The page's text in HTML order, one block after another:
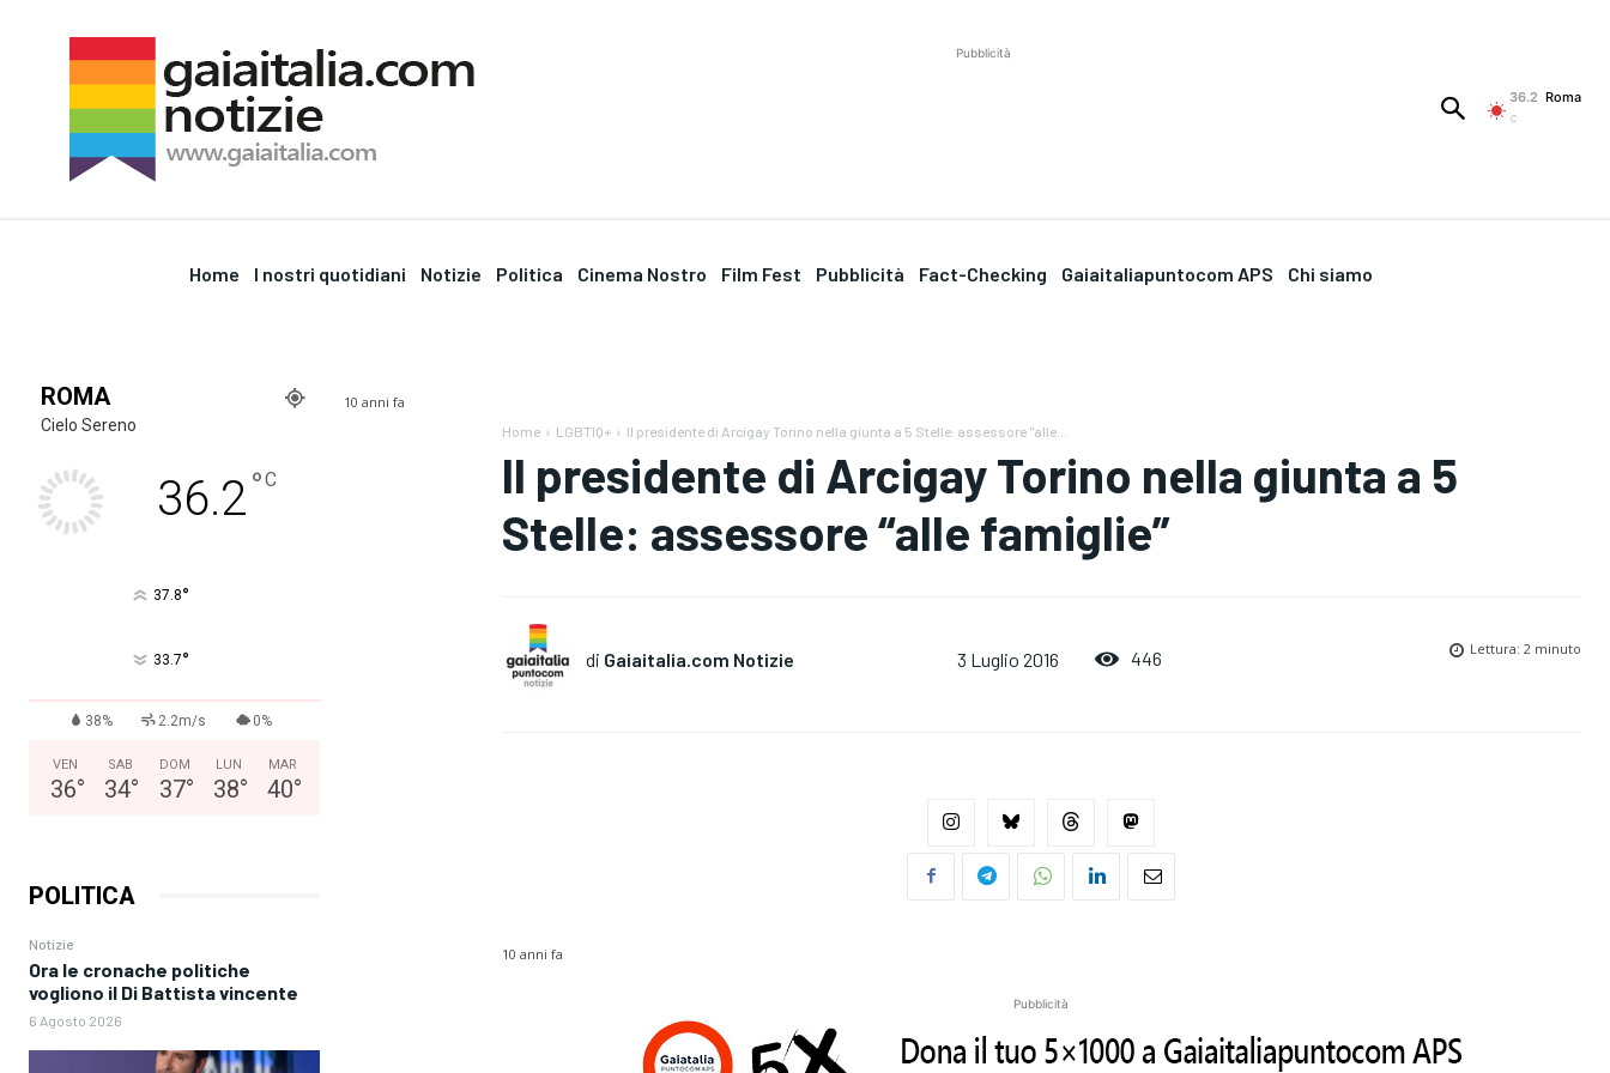
Pubblicità
36.2
C
Roma
Home I nostri quotidiani Notizie Politica Cinema Nostro Film Fest Pubblicità Fact-Checking Gaiaitaliapuntocom APS Chi siamo
ROMA
Cielo Sereno
36.2°C
37.8°
33.7°
38% 2.2m/s 0%
VEN
36°
SAB
34°
DOM
37°
LUN
38°
MAR
40°
POLITICA
Notizie
Ora le cronache politiche
vogliono il Di Battista vincente
6 Agosto 2026
10 anni fa
Home LGBTIQ+ Il presidente di Arcigay Torino nella giunta a 5 Stelle: assessore "alle...
Il presidente di Arcigay Torino nella giunta a 5
Stelle: assessore “alle famiglie”
di Gaiaitalia.com Notizie 3 Luglio 2016 446 Lettura: 2minuto
10 anni fa
Pubblicità